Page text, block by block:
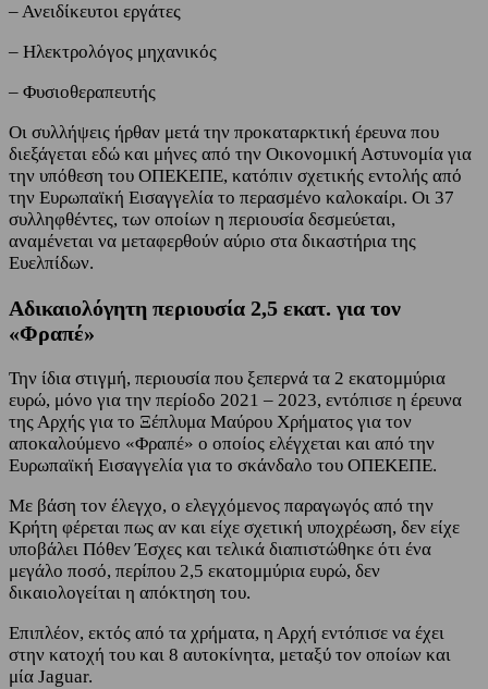
– Ανειδίκευτοι εργάτες
– Ηλεκτρολόγος μηχανικός
– Φυσιοθεραπευτής
Οι συλλήψεις ήρθαν μετά την προκαταρκτική έρευνα που
διεξάγεται εδώ και μήνες από την Οικονομική Αστυνομία για
την υπόθεση του ΟΠΕΚΕΠΕ, κατόπιν σχετικής εντολής από
την Ευρωπαϊκή Εισαγγελία το περασμένο καλοκαίρι. Οι 37
συλληφθέντες, των οποίων η περιουσία δεσμεύεται,
αναμένεται να μεταφερθούν αύριο στα δικαστήρια της
Ευελπίδων.
Αδικαιολόγητη περιουσία 2,5 εκατ. για τον
«Φραπέ»
Την ίδια στιγμή, περιουσία που ξεπερνά τα 2 εκατομμύρια
ευρώ, μόνο για την περίοδο 2021 – 2023, εντόπισε η έρευνα
της Αρχής για το Ξέπλυμα Μαύρου Χρήματος για τον
αποκαλούμενο «Φραπέ» ο οποίος ελέγχεται και από την
Ευρωπαϊκή Εισαγγελία για το σκάνδαλο του ΟΠΕΚΕΠΕ.
Με βάση τον έλεγχο, ο ελεγχόμενος παραγωγός από την
Κρήτη φέρεται πως αν και είχε σχετική υποχρέωση, δεν είχε
υποβάλει Πόθεν Έσχες και τελικά διαπιστώθηκε ότι ένα
μεγάλο ποσό, περίπου 2,5 εκατομμύρια ευρώ, δεν
δικαιολογείται η απόκτηση του.
Επιπλέον, εκτός από τα χρήματα, η Αρχή εντόπισε να έχει
στην κατοχή του και 8 αυτοκίνητα, μεταξύ τον οποίων και
μία Jaguar.